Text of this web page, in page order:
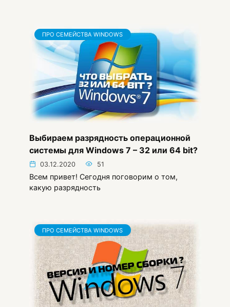
ПРО СЕМЕЙСТВА WINDOWS
Выбираем разрядность операционной
системы для Windows 7 – 32 или 64 bit?
03.12.2020 51
Всем привет! Сегодня поговорим о том,
какую разрядность
ПРО СЕМЕЙСТВА WINDOWS